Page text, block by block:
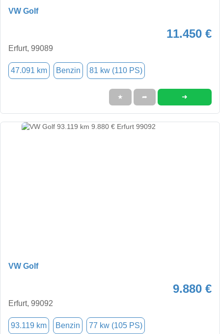
VW Golf
11.450 €
Erfurt, 99089
47.091 km Benzin 81 kw (110 PS)
★ ➦ ➜
VW Golf
9.880 €
Erfurt, 99092
93.119 km Benzin 77 kw (105 PS)